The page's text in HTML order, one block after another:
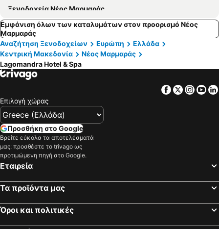
Ξενοδοχεία Νέος Μαρμαράς
Εμφάνιση όλων των καταλυμάτων στον προορισμό Νέος
Μαρμαράς
Αναζήτηση Ξενοδοχείων
Ευρώπη
Ελλάδα
Κεντρική Μακεδονία
Νέος Μαρμαράς
Lagomandra Hotel & Spa
Facebook
Twitter
Επιλογή χώρας
Προσθήκη στο Google
Βρείτε εύκολα τα αποτελέσματά
μας: προσθέστε το trivago ως
προτιμώμενη πηγή στο Google.
Εταιρεία
Τα προϊόντα μας
Όροι και πολιτικές